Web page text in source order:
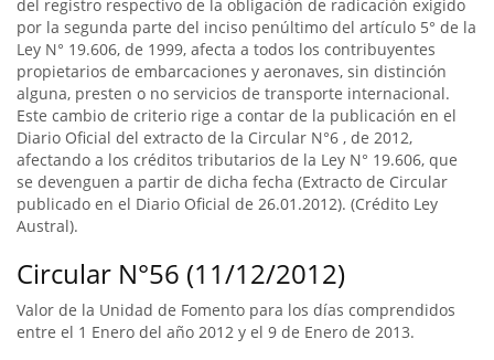
del registro respectivo de la obligación de radicación exigido
por la segunda parte del inciso penúltimo del artículo 5° de la
Ley N° 19.606, de 1999, afecta a todos los contribuyentes
propietarios de embarcaciones y aeronaves, sin distinción
alguna, presten o no servicios de transporte internacional.
Este cambio de criterio rige a contar de la publicación en el
Diario Oficial del extracto de la Circular N°6 , de 2012,
afectando a los créditos tributarios de la Ley N° 19.606, que
se devenguen a partir de dicha fecha (Extracto de Circular
publicado en el Diario Oficial de 26.01.2012). (Crédito Ley
Austral).
Circular N°56 (11/12/2012)
Valor de la Unidad de Fomento para los días comprendidos
entre el 1 Enero del año 2012 y el 9 de Enero de 2013.